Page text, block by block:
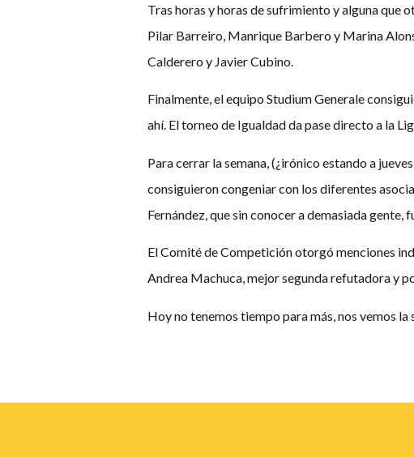
Tras horas y horas de sufrimiento y alguna que
Pilar Barreiro, Manrique Barbero y Marina
Calderero y Javier Cubino.
Finalmente, el equipo Studium Generale
ahí. El torneo de Igualdad da pase directo a la
Para cerrar la semana, (¿irónico estando a
consiguieron congeniar con los diferentes
Fernández, que sin conocer a demasiada gente,
El Comité de Competición otorgó menciones
Andrea Machuca, mejor segunda refutadora y
Hoy no tenemos tiempo para más, nos vemos la